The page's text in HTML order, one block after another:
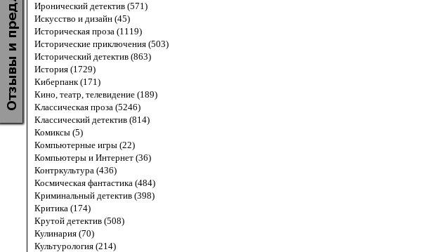
Иронический детектив (571)
Искусство и дизайн (45)
Историческая проза (1119)
Исторические приключения (503)
Исторический детектив (863)
История (1729)
Киберпанк (171)
Кино, театр, телевидение (189)
Классическая проза (5246)
Классический детектив (814)
Комиксы (5)
Компьютерные игры (22)
Компьютеры и Интернет (36)
Контркультура (436)
Космическая фантастика (484)
Криминальный детектив (398)
Критика (174)
Крутой детектив (508)
Кулинария (70)
Культурология (214)